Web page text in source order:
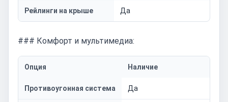
Рейлинги на крыше Да
### Комфорт и мультимедиа:
Опция Наличие
Противоугонная система Да